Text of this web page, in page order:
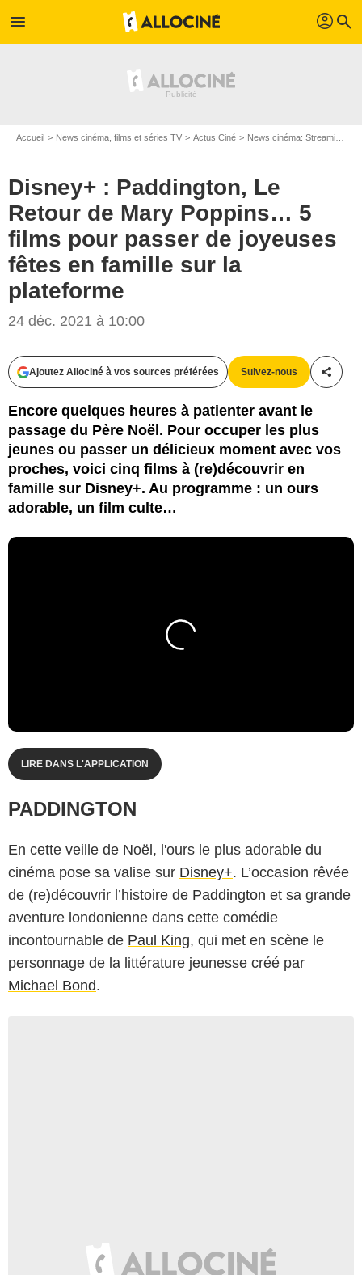
menu profil search
Accueil News cinéma, films et séries TV Actus Ciné News cinéma: Streaming
Disney+ : Paddington, Le
Retour de Mary Poppins… 5
films pour passer de joyeuses
fêtes en famille sur la
plateforme
24 déc. 2021 à 10:00
Ajoutez Allociné à vos sources préférées Suivez-nous
Encore quelques heures à patienter avant le
passage du Père Noël. Pour occuper les plus
jeunes ou passer un délicieux moment avec vos
proches, voici cinq films à (re)découvrir en
famille sur Disney+. Au programme : un ours
adorable, un film culte…
LIRE DANS L'APPLICATION
PADDINGTON
En cette veille de Noël, l'ours le plus adorable du
cinéma pose sa valise sur Disney+. L’occasion rêvée
de (re)découvrir l’histoire de Paddington et sa grande
aventure londonienne dans cette comédie
incontournable de Paul King, qui met en scène le
personnage de la littérature jeunesse créé par
Michael Bond.